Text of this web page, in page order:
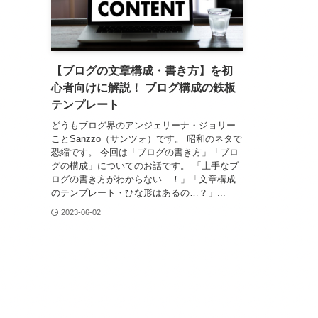
【ブログの文章構成・書き方】を初
心者向けに解説！ ブログ構成の鉄板
テンプレート
どうもブログ界のアンジェリーナ・ジョリー
ことSanzzo（サンツォ）です。 昭和のネタで
恐縮です。 今回は「ブログの書き方」「ブロ
グの構成」についてのお話です。 「上手なブ
ログの書き方がわからない…！」「文章構成
のテンプレート・ひな形はあるの…？」...
2023-06-02